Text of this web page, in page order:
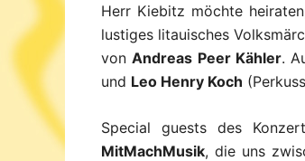
Herr Kiebitz möchte
lustiges litauisches
vonAndreas Peer Kähler.
und Leo Henry Koch
Special guests des
MitMachMusik, die uns